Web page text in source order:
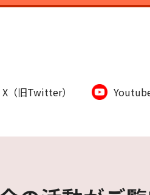
X（旧Twitter）